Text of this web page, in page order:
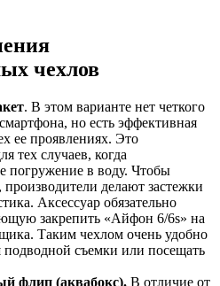
чехлов
. В этом варианте нет четкого
но есть эффективная
ее проявлениях. Это
тех случаев, когда
погружение в воду. Чтобы
производители делают застежки
Аксессуар обязательно
закрепить «Айфон 6/6s» на
Таким чехлом очень удобно
подводной съемки или посещать
флип (аквабокс). В отличие от